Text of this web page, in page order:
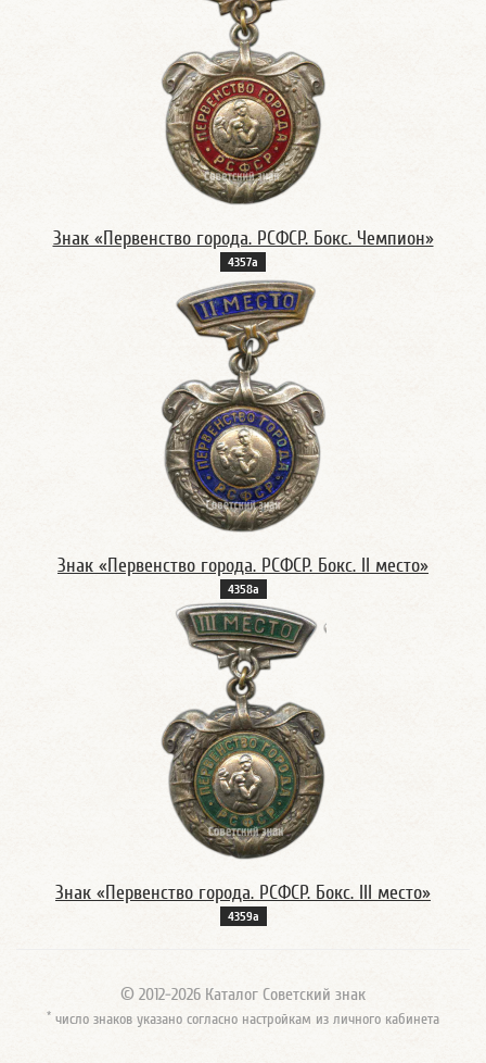
Знак «Первенство города. РСФСР. Бокс. Чемпион»
4357а
Знак «Первенство города. РСФСР. Бокс. II место»
4358а
Знак «Первенство города. РСФСР. Бокс. III место»
4359а
© 2012-2026 Каталог Советский знак
* число знаков указано согласно настройкам из личного кабинета